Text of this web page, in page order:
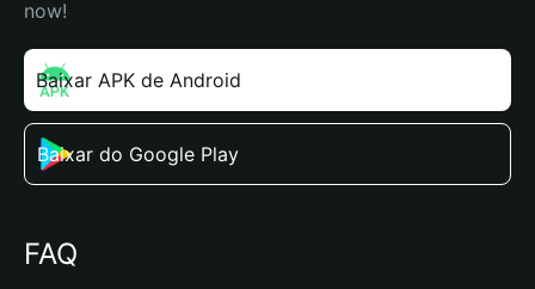
now!
Baixar APK de Android
Baixar do Google Play
FAQ